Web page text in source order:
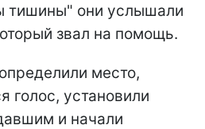
тишины" они услышали
звал на помощь.
место,
голос, установили
и начали